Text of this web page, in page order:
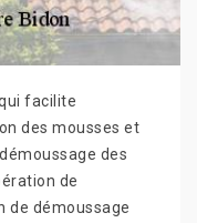
facilite
des mousses et
des
de
de démoussage